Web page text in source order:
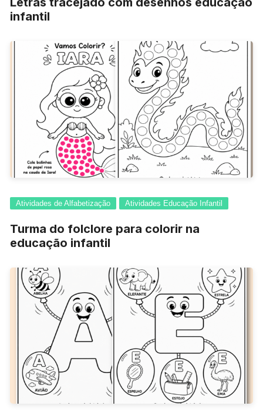
infantil
Atividades de Alfabetização Atividades Educação Infantil
Turma do folclore para colorir na
educação infantil